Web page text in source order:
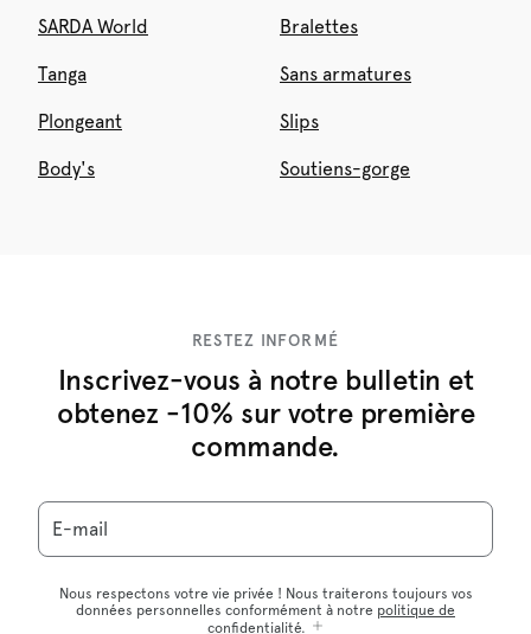
SARDA World Bralettes
Tanga Sans armatures
Plongeant Slips
Body's Soutiens-gorge
RESTEZ INFORMÉ
Inscrivez-vous à notre bulletin et
obtenez -10% sur votre première
commande.
E-mail
Nous respectons votre vie privée ! Nous traiterons toujours vos
données personnelles conformément à notre politique de
confidentialité.